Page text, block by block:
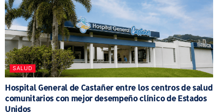
SALUD
Hospital General de Castañer entre los centros de salud
comunitarios con mejor desempeño clínico de Estados
Unidos